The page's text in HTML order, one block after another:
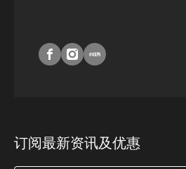
订阅最新资讯及优惠